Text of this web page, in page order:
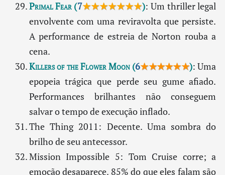
Primal Fear(7★★★★★★★): Um thriller legal
envolvente com uma reviravolta que persiste.
A performance de estreia de Norton rouba a
cena.
Killers of the Flower Moon(6★★★★★★): Uma
epopeia trágica que perde seu gume afiado.
Performances brilhantes não conseguem
salvar o tempo de execução inflado.
The Thing 2011: Decente. Uma sombra do
brilho de seu antecessor.
Mission Impossible 5: Tom Cruise corre; a
emoção desaparece. 85% do que eles falam são